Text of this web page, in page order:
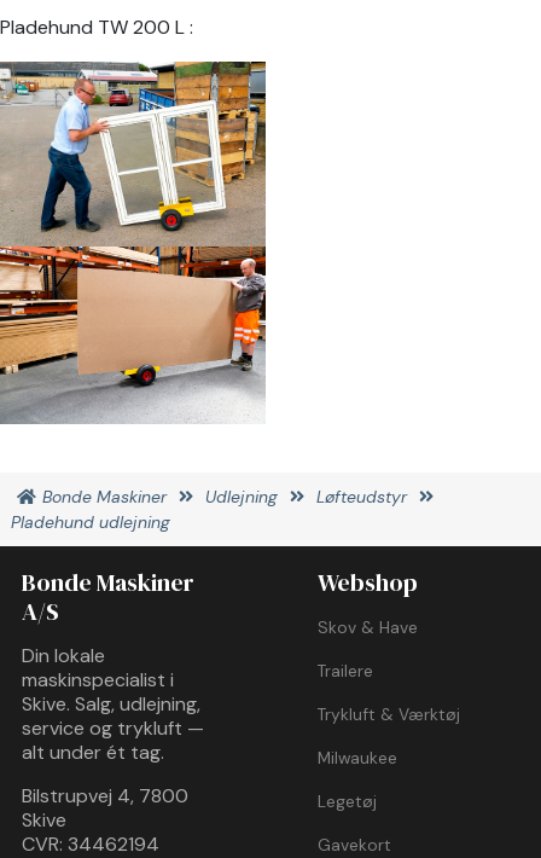
Pladehund TW 200 L :
Bonde Maskiner Udlejning
Løfteudstyr
Pladehund udlejning
Bonde Maskiner
A/S
Din lokale
maskinspecialist i
Skive. Salg, udlejning,
service og trykluft —
alt under ét tag.
Bilstrupvej 4, 7800
Skive
CVR: 34462194
Webshop
Skov & Have
Trailere
Trykluft & Værktøj
Milwaukee
Legetøj
Gavekort